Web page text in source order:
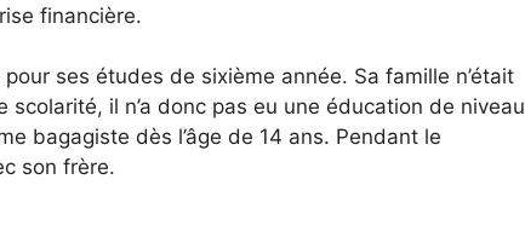
financière.
ses études de sixième année. Sa famille n’était
il n’a donc pas eu une éducation de niveau
bagagiste dès l’âge de 14 ans. Pendant le
son frère.